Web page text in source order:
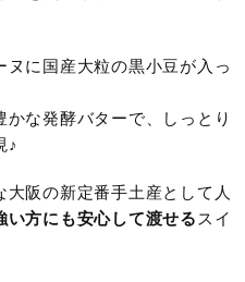
ヌに国産大粒の黒小豆が入っ
な発酵バターで、しっとり
♪
大阪の新定番手土産として人
い方にも安心して渡せるスイ